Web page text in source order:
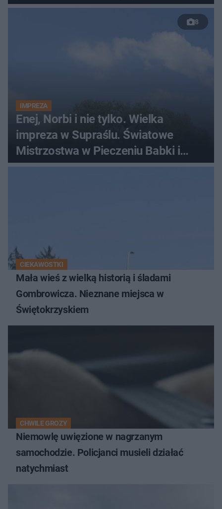
luksusowa auta
8
IMPREZA
Enej, Norbi i nie tylko. Wielka
impreza w Supraślu. Światowe
Mistrzostwa w Pieczeniu Babki i
Kiszki Ziemniaczanej
CIEKAWOSTKI
Mała wieś z wielką historią i śladami
Gombrowicza. Nieznane miejsca w
Świętokrzyskiem
CHWILE GROZY
Niemowlę uwięzione w nagrzanym
samochodzie. Policjanci musieli działać
natychmiast